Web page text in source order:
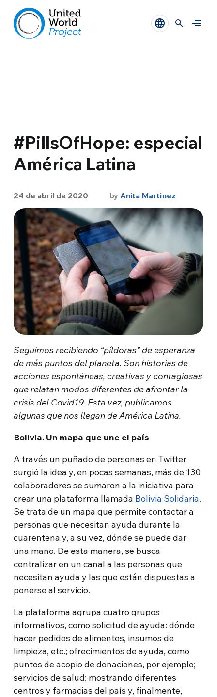
#PillsOfHope: especial
América Latina
24 de abril de 2020 by Anita Martinez
Seguimos recibiendo “píldoras” de esperanza
de más puntos del planeta. Son historias de
acciones espontáneas, creativas y contagiosas
que relatan modos diferentes de afrontar la
crisis del Covid19. Esta vez, publicamos
algunas que nos llegan de América Latina.
Bolivia. Un mapa que une el país
A través un puñado de personas en Twitter
surgió la idea y, en pocas semanas, más de 130
colaboradores se sumaron a la iniciativa para
crear una plataforma llamada Bolivia Solidaria.
Se trata de un mapa que permite contactar a
personas que necesitan ayuda durante la
cuarentena y, a su vez, dónde se puede dar
una mano. De esta manera, se busca
centralizar en un canal a las personas que
necesitan ayuda y las que están dispuestas a
ponerse al servicio.
La plataforma agrupa cuatro grupos
informativos, como solicitud de ayuda: dónde
hacer pedidos de alimentos, insumos de
limpieza, etc.; ofrecimientos de ayuda, como
puntos de acopio de donaciones, por ejemplo;
servicios de salud: mostrando diferentes
centros y farmacias del país y, finalmente,